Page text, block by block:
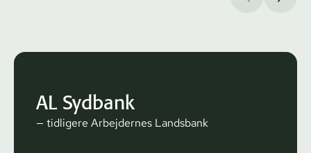
AL Sydbank
— tidligere Arbejdernes Landsbank